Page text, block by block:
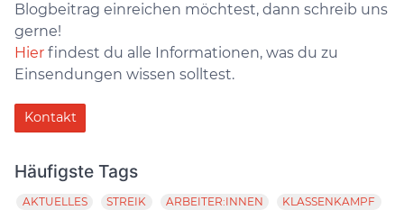
Blogbeitrag einreichen möchtest, dann schreib uns
gerne!
Hier findest du alle Informationen, was du zu
Einsendungen wissen solltest.
Kontakt
Häufigste Tags
AKTUELLES STREIK ARBEITER:INNEN
KLASSENKAMPF